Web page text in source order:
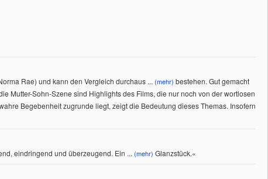
Rae) und kann den Vergleich durchaus ... (mehr) bestehen. Gut gemacht
Mutter-Sohn-Szene sind Highlights des Films, die nur noch von der wortlosen
Begebenheit zugrunde liegt, zeigt die Bedeutung dieses Themas. Insofern
eindringend und überzeugend. Ein ... (mehr) Glanzstück.«